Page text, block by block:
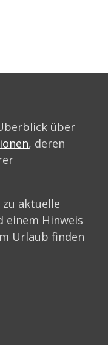
über
, deren
aktuelle
einem Hinweis
Urlaub finden